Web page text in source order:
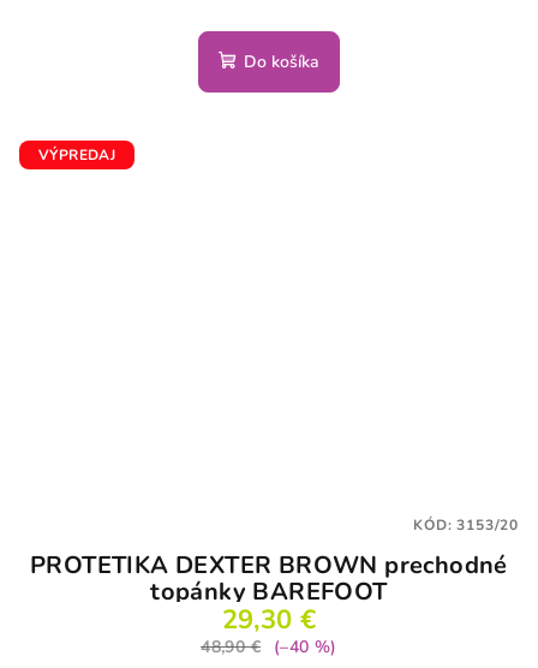
Do košíka
VÝPREDAJ
PROTETIKA DEXTER BROWN prechodné
topánky BAREFOOT
29,30 €
48,90 € (–40 %)
KÓD:3153/20